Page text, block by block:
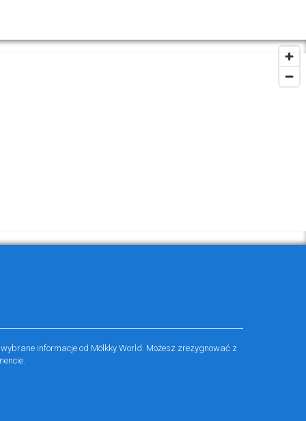
informacje od Mölkky World. Możesz zrezygnować z